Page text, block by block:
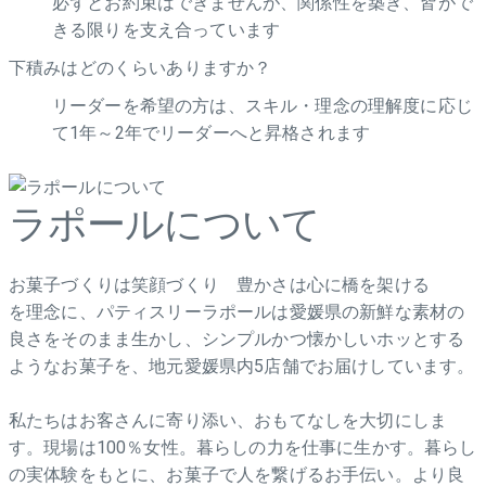
きる限りを支え合っています
下積みはどのくらいありますか？
リーダーを希望の方は、スキル・理念の理解度に応じ
て1年～2年でリーダーへと昇格されます
ラポールについて
お菓子づくりは笑顔づくり 豊かさは心に橋を架ける
を理念に、パティスリーラポールは愛媛県の新鮮な素材の
良さをそのまま生かし、シンプルかつ懐かしいホッとする
ようなお菓子を、地元愛媛県内5店舗でお届けしています。
私たちはお客さんに寄り添い、おもてなしを大切にしま
す。現場は100％女性。暮らしの力を仕事に生かす。暮らし
の実体験をもとに、お菓子で人を繋げるお手伝い。より良